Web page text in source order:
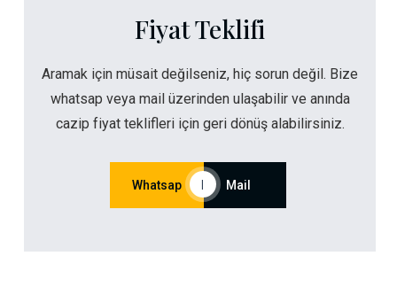
Fiyat Teklifi
Aramak için müsait değilseniz, hiç sorun değil. Bize
whatsap veya mail üzerinden ulaşabilir ve anında
cazip fiyat teklifleri için geri dönüş alabilirsiniz.
Whatsap | Mail